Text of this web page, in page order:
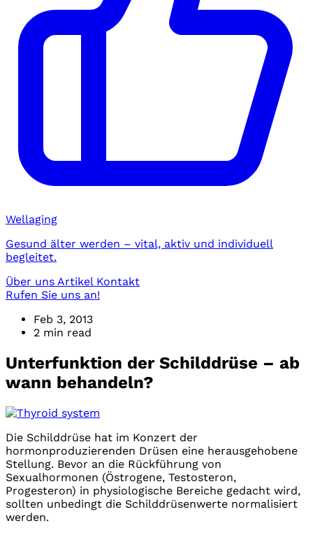
Wellaging
Gesund älter werden – vital, aktiv und individuell
begleitet.
Über uns Artikel Kontakt
Rufen Sie uns an!
Feb 3, 2013
2 min read
Unterfunktion der Schilddrüse – ab
wann behandeln?
Die Schilddrüse hat im Konzert der
hormonproduzierenden Drüsen eine herausgehobene
Stellung. Bevor an die Rückführung von
Sexualhormonen (Östrogene, Testosteron,
Progesteron) in physiologische Bereiche gedacht wird,
sollten unbedingt die Schilddrüsenwerte normalisiert
werden.